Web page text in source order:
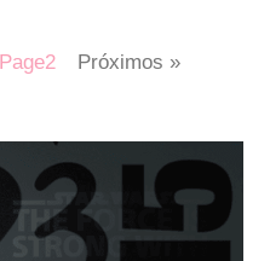
Page2 Próximos »